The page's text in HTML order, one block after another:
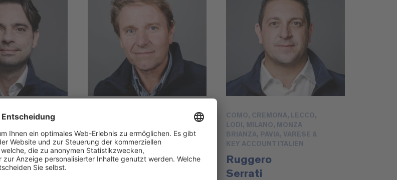
8188
Natalino
Kratter
COMO, CREMONA, LECCO,
LODI, MILANO, MONZA
BRIANZA, PAVIA, VARESE &
KEY ACCOUNT ITALIEN
Ruggero
Serrati